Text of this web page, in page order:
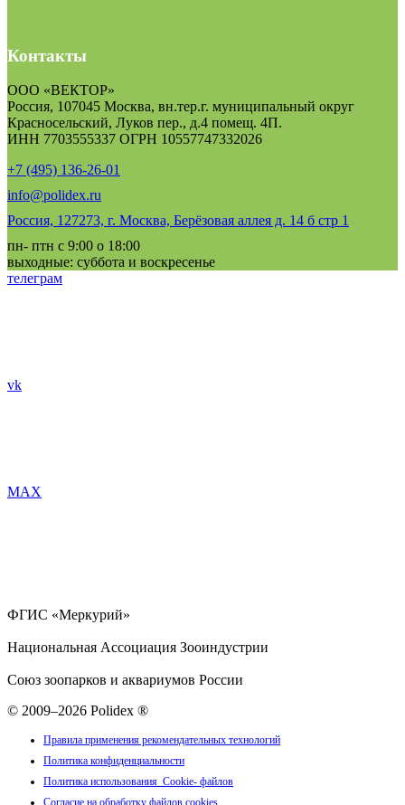
Контакты
ООО «ВЕКТОР»
Россия, 107045 Москва, вн.тер.г. муниципальный округ
Красносельский, Луков пер., д.4 помещ. 4П.
ИНН 7703555337 ОГРН 10557747332026
+7 (495) 136-26-01
info@polidex.ru
Россия, 127273, г. Москва, Берёзовая аллея д. 14 б стр 1
пн- птн с 9:00 о 18:00
выходные: суббота и воскресенье
телеграм
vk
MAX
ФГИС «Меркурий»
Национальная Ассоциация Зооиндустрии
Союз зоопарков и аквариумов России
© 2009–2026 Polidex ®
Правила применения рекомендательных технологий
Политика конфиденциальности
Политика использования Cookie- файлов